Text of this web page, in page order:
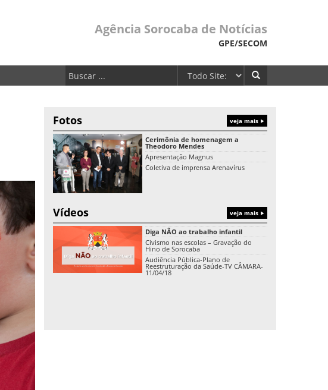
Agência Sorocaba de Notícias
GPE/SECOM
Fotos veja mais
Cerimônia de homenagem a
Theodoro Mendes
Apresentação Magnus
Coletiva de imprensa Arenavírus
Vídeos veja mais
Diga NÃO ao trabalho infantil
Civismo nas escolas – Gravação do
Hino de Sorocaba
Audiência Pública-Plano de
Reestruturação da Saúde-TV CÂMARA-
11/04/18